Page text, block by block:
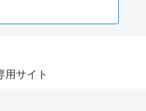
用サイト